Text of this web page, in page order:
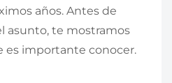
años. Antes de
asunto, te mostramos
es importante conocer.